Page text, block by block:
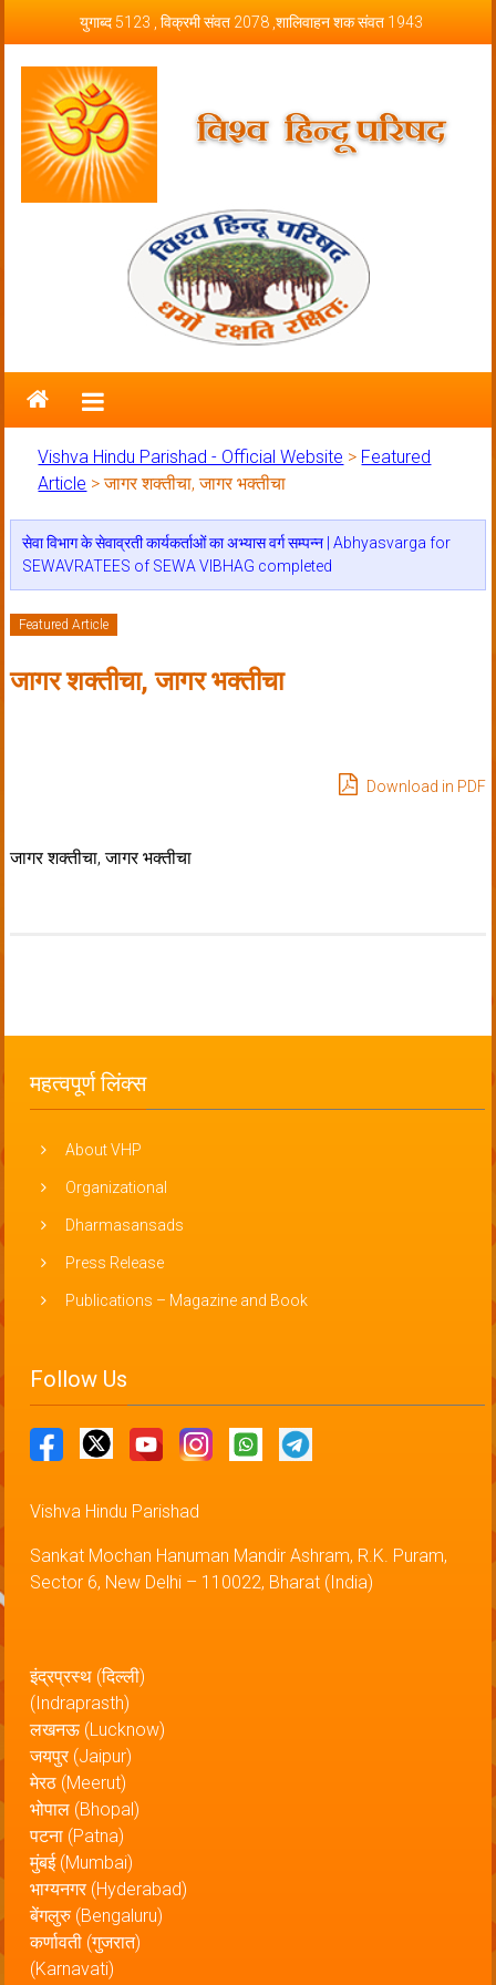
युगाब्द 5123 , विक्रमी संवत 2078 ,शालिवाहन शक संवत 1943
Vishva Hindu Parishad – Official
Website
Vishva Hindu Parishad - Official Website > Featured
Article >जागर शक्तीचा, जागर भक्तीचा
सेवा विभाग के सेवाव्रती कार्यकर्ताओं का अभ्यास वर्ग सम्पन्न | Abhyasvarga for
SEWAVRATEES of SEWA VIBHAG completed
Featured Article
जागर शक्तीचा, जागर भक्तीचा
Download in PDF
जागर शक्तीचा, जागर भक्तीचा
महत्वपूर्ण लिंक्स
About VHP
Organizational
Dharmasansads
Press Release
Publications – Magazine and Book
Follow Us
Vishva Hindu Parishad
Sankat Mochan Hanuman Mandir Ashram, R.K. Puram,
Sector 6, New Delhi – 110022, Bharat (India)
इंद्रप्रस्थ (दिल्ली)
(Indraprasth)
लखनऊ (Lucknow)
जयपुर (Jaipur)
मेरठ (Meerut)
भोपाल (Bhopal)
पटना (Patna)
मुंबई (Mumbai)
भाग्यनगर (Hyderabad)
बेंगलुरु (Bengaluru)
कर्णावती (गुजरात)
(Karnavati)